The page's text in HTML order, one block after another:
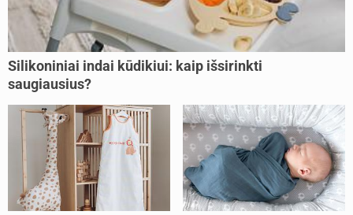
Silikoniniai indai kūdikiui: kaip išsirinkti
saugiausius?